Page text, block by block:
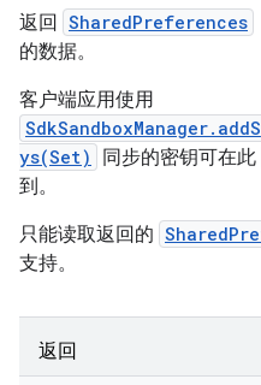
返回 SharedPreferences
的数据。
客户端应用使用
ys(Set)
同步的密钥可在此
到。
只能读取返回的
支持。
返回